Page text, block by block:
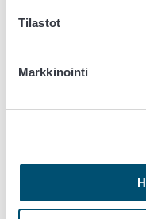
Tilastot
Markkinointi
poliittista